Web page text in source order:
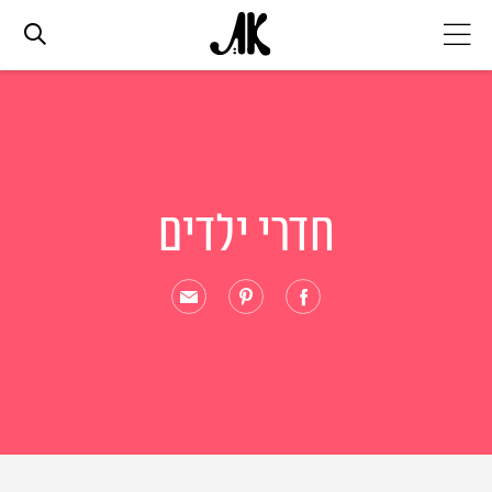
ביוטי
חדרי ילדים